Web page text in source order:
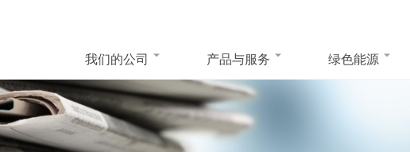
我们的公司 产品与服务 绿色能源